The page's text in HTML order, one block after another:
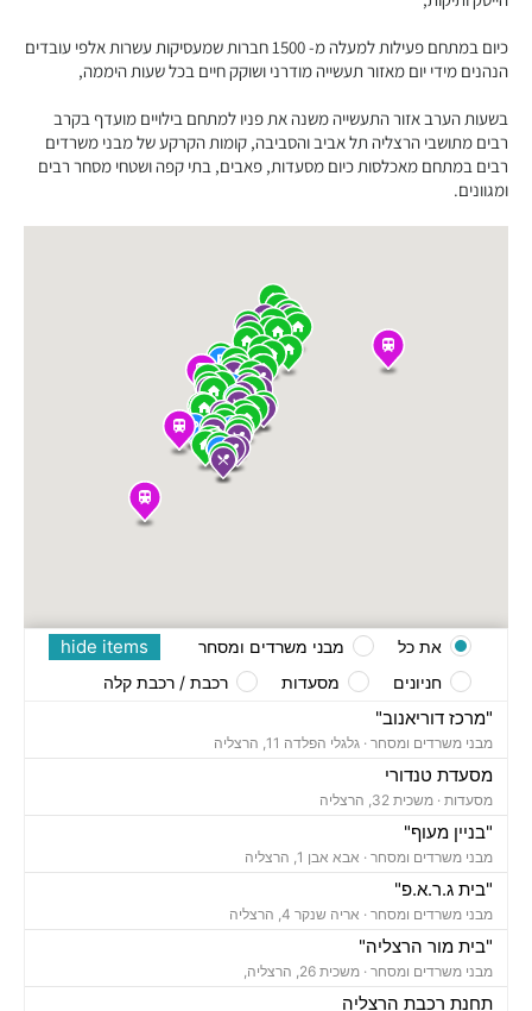
כיום במתחם פעילות למעלה מ- 1500 חברות שמעסיקות עשרות אלפי עובדים
הנהנים מידי יום מאזור תעשייה מודרני ושוקק חיים בכל שעות היממה,
בשעות הערב אזור התעשייה משנה את פניו למתחם בילויים מועדף בקרב
רבים מתושבי הרצליה תל אביב והסביבה, קומות הקרקע של מבני משרדים
רבים במתחם מאכלסות כיום מסעדות, פאבים, בתי קפה ושטחי מסחר רבים
ומגוונים.
"מרכז דוריאנוב"
מבני משרדים ומסחר · גלגלי הפלדה 11, הרצליה
מסעדת טנדורי
מסעדות · משכית 32, הרצליה
"בניין מעוף"
מבני משרדים ומסחר · אבא אבן 1, הרצליה
"בית ג.ר.א.פ"
מבני משרדים ומסחר · אריה שנקר 4, הרצליה
"בית מור הרצליה"
מבני משרדים ומסחר · משכית 26, הרצליה,
תחנת רכבת הרצליה
hide items את כל
מבני משרדים ומסחר
חניונים
מסעדות רכבת / רכבת קלה